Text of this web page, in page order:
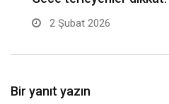
2 Şubat 2026
Bir yanıt yazın